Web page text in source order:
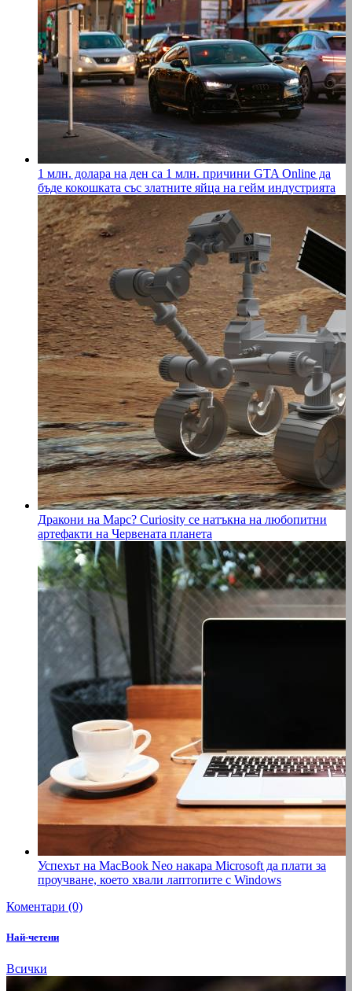
1 млн. долара на ден са 1 млн. причини GTA Online да
бъде кокошката със златните яйца на гейм индустрията
Дракони на Марс? Curiosity се натъкна на любопитни
артефакти на Червената планета
Успехът на MacBook Neo накара Microsoft да плати за
проучване, което хвали лаптопите с Windows
Коментари (0)
Най-четени
Всички